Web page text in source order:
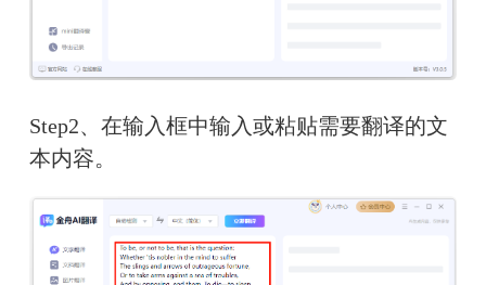
Step2、在输入框中输入或粘贴需要翻译的文
本内容。